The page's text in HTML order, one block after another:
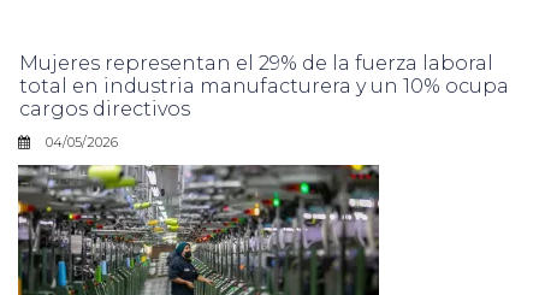
Mujeres representan el 29% de la fuerza laboral
total en industria manufacturera y un 10% ocupa
cargos directivos
04/05/2026